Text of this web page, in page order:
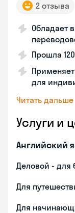
2 отзыва
Обладает
Прошла
для
Читать дальше
Услуги и
Английский
Деловой - для
Для
Для